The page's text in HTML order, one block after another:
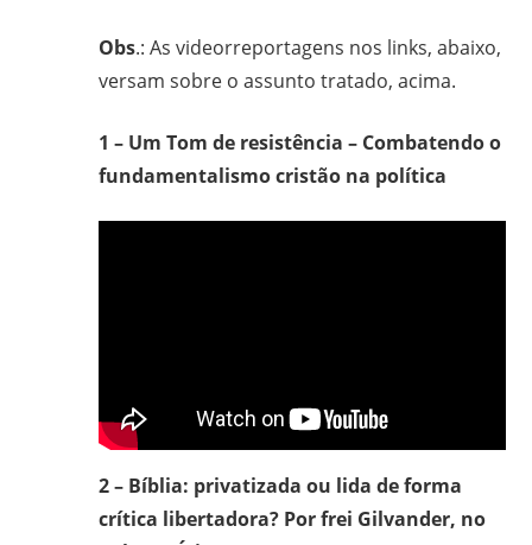
Obs.: As videorreportagens nos links, abaixo,
versam sobre o assunto tratado, acima.
1 – Um Tom de resistência – Combatendo o
fundamentalismo cristão na política
2 – Bíblia: privatizada ou lida de forma
crítica libertadora? Por frei Gilvander, no